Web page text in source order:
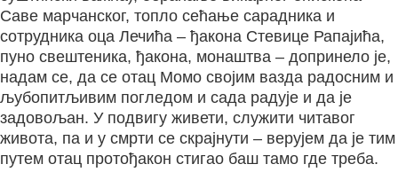
Саве марчанског, топло сећање сарадника и
сотрудника оца Лечића – ђакона Стевице Рапајића,
пуно свештеника, ђакона, монаштва – допринело је,
надам се, да се отац Момо својим вазда радосним и
љубопитљивим погледом и сада радује и да је
задовољан. У подвигу живети, служити читавог
живота, па и у смрти се скрајнути – верујем да је тим
путем отац протођакон стигао баш тамо где треба.